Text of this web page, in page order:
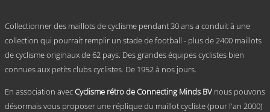
être
choisies
la
page
produit
Collectionner des maillots de cyclisme pendant 30 ans a conduit à une
collection qui pourrait remplir un stade de football - plus de 2400 maillots
de cyclisme originaux de 62 pays. Des grandes équipes cyclistes bien
connues aux petits clubs cyclistes. De 1952 à nos jours.
En association avecCyclisme rétro de Connecting Minds BV nous pouvons
désormais vous proposer une réplique du maillot cycliste (pour l'an 2000)